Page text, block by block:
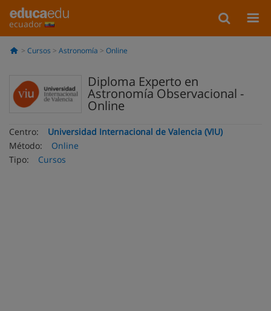
ecuador
Cursos Astronomía Online
Diploma Experto en
Astronomía Observacional -
Online
Centro:
Universidad Internacional de Valencia (VIU)
Método:
Online
Tipo:
Cursos